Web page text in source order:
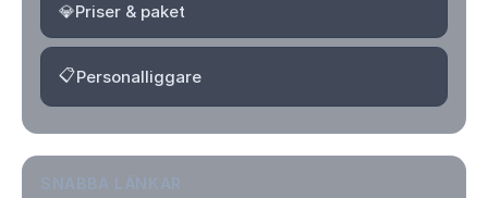
💎Priser & paket
📋Personalliggare